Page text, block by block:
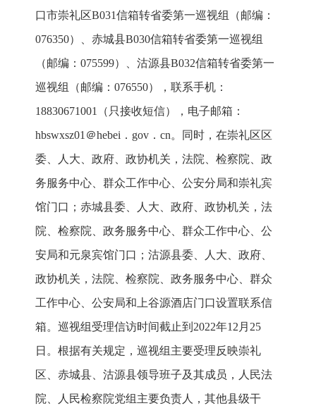
口市崇礼区B031信箱转省委第一巡视组（邮编：
076350）、赤城县B030信箱转省委第一巡视组
（邮编：075599）、沽源县B032信箱转省委第一
巡视组（邮编：076550），联系手机：
18830671001（只接收短信），电子邮箱：
hbswxsz01＠hebei．gov．cn。同时，在崇礼区区
委、人大、政府、政协机关，法院、检察院、政
务服务中心、群众工作中心、公安分局和崇礼宾
馆门口；赤城县委、人大、政府、政协机关，法
院、检察院、政务服务中心、群众工作中心、公
安局和元泉宾馆门口；沽源县委、人大、政府、
政协机关，法院、检察院、政务服务中心、群众
工作中心、公安局和上谷源酒店门口设置联系信
箱。巡视组受理信访时间截止到2022年12月25
日。根据有关规定，巡视组主要受理反映崇礼
区、赤城县、沽源县领导班子及其成员，人民法
院、人民检察院党组主要负责人，其他县级干